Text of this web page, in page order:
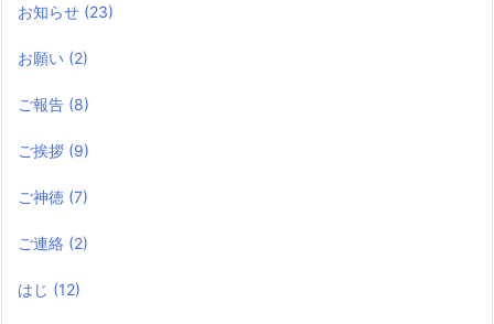
お知らせ (23)
お願い (2)
ご報告 (8)
ご挨拶 (9)
ご神徳 (7)
ご連絡 (2)
はじ (12)